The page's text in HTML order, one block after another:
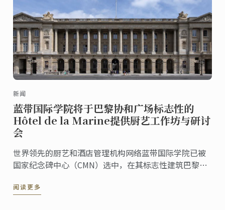
新闻
蓝带国际学院将于巴黎协和广场标志性的
Hôtel de la Marine提供厨艺工作坊与研讨
会
世界领先的厨艺和酒店管理机构网络蓝带国际学院已被
国家纪念碑中心（CMN）选中，在其标志性建筑巴黎
列与世界美食相关的研讨会。原宫殿内的蓝带专属楼层
阅读更多